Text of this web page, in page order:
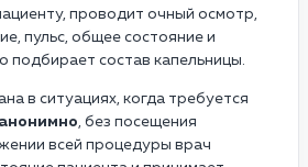
проводит очный осмотр,
пульс, общее состояние и
подбирает состав капельницы.
в ситуациях, когда требуется
, без посещения
всей процедуры врач